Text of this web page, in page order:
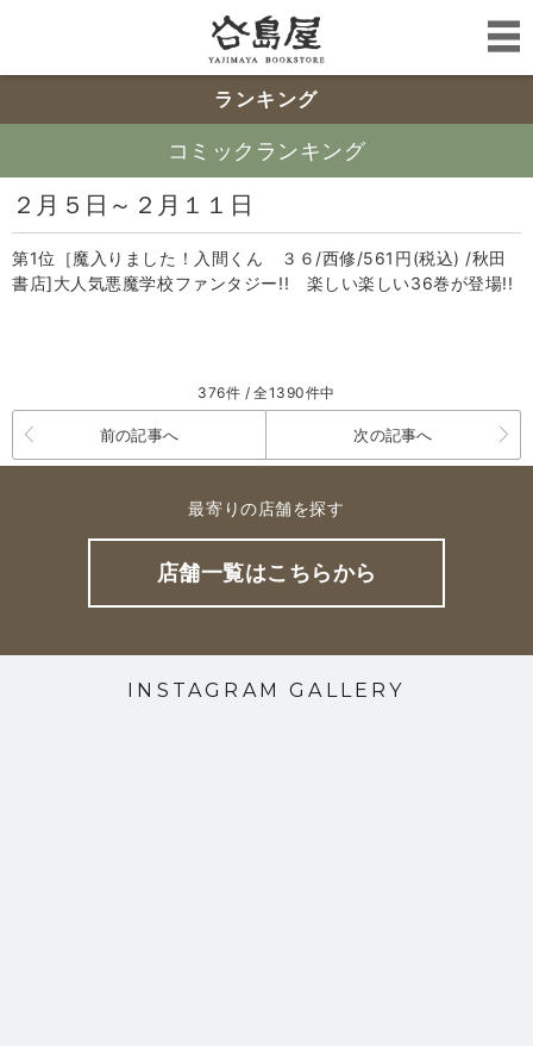
ランキング
コミックランキング
２月５日～２月１１日
第1位［魔入りました！入間くん ３６/西修/561円(税込) /秋田
書店]大人気悪魔学校ファンタジー!! 楽しい楽しい36巻が登場!!
376件 / 全1390件中
前の記事へ 次の記事へ
最寄りの店舗を探す
店舗一覧はこちらから
INSTAGRAM GALLERY